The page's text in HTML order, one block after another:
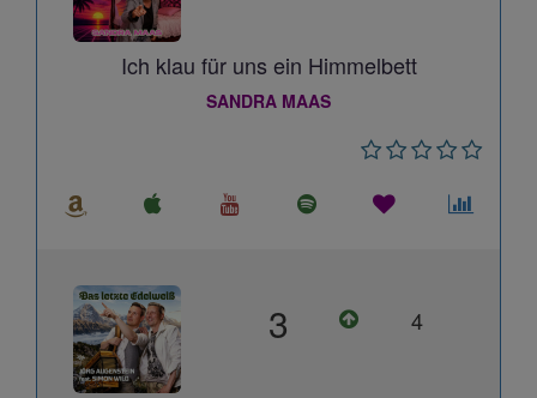
Ich klau für uns ein Himmelbett
SANDRA MAAS
3 4